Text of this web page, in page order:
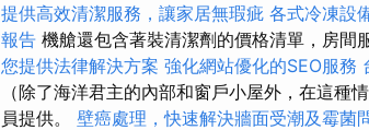
提供高效清潔服務，讓家居無瑕疵 各式冷凍設
報告 機艙還包含著裝清潔劑的價格清單，房間
您提供法律解決方案 強化網站優化的SEO服務
（除了海洋君主的內部和窗戶小屋外，在這種
員提供。 壁癌處理，快速解決牆面受潮及霉菌